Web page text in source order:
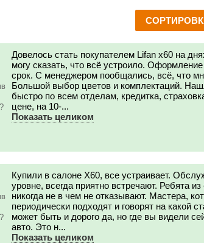
Довелось стать покупателем Lifan х60 на
могу сказать, что всё устроило.
срок. С менеджером пообщались, всё, что
Большой выбор цветов и комплектаций.
быстро по всем отделам, кредитка,
цене, на 10-...
Показать целиком
Купили в салоне Х60, все устраивает.
уровне, всегда приятно встречают. Ребята
никогда не в чем не отказывают. Мастера,
периодически подходят и говорят на какой
может быть и дорого да, но где вы видели
авто. Это н...
Показать целиком